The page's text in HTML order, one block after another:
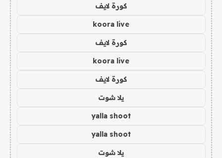
كورة لايف
koora live
كورة لايف
koora live
كورة لايف
يلا شوت
yalla shoot
yalla shoot
يلا شوت